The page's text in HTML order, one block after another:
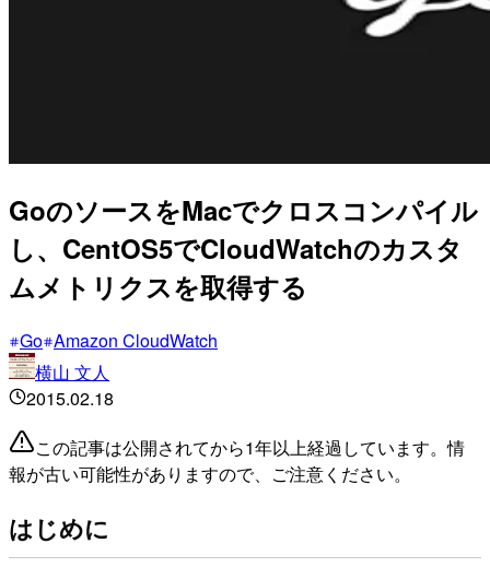
GoのソースをMacでクロスコンパイル
し、CentOS5でCloudWatchのカスタ
ムメトリクスを取得する
Go Amazon CloudWatch
横山 文人
2015.02.18
この記事は公開されてから1年以上経過しています。情
報が古い可能性がありますので、ご注意ください。
はじめに